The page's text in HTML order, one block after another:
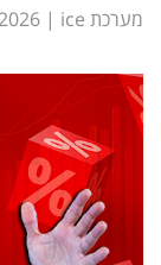
משפט
מדדים
ומחקרים
דעות
רכילות
מערכת ice |